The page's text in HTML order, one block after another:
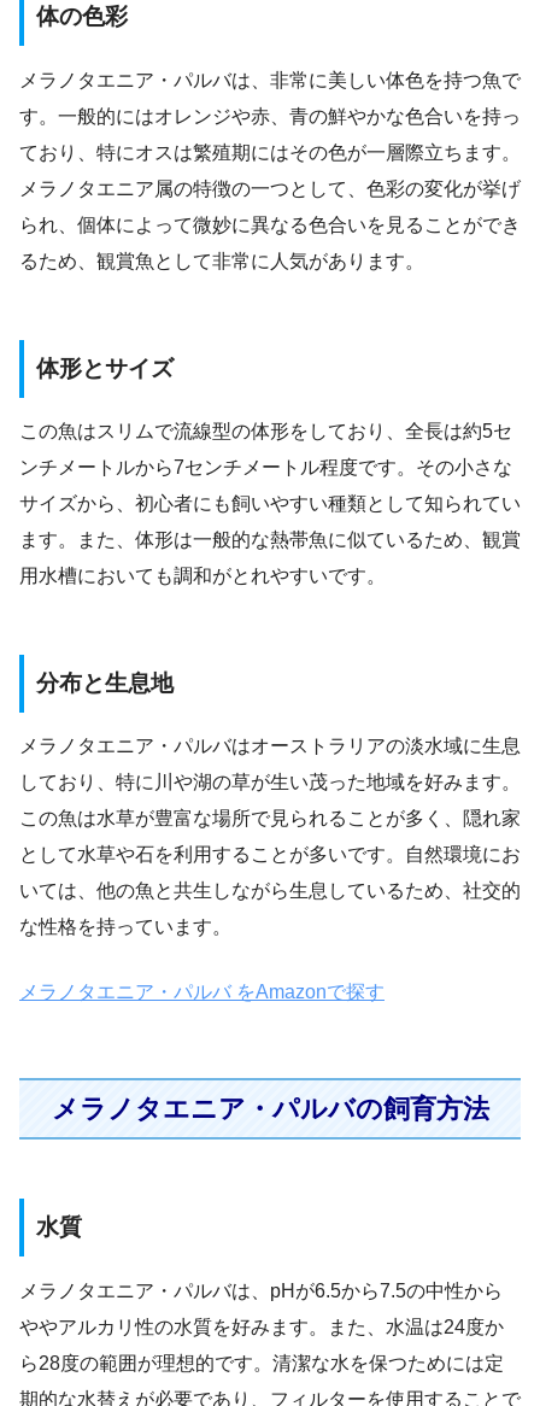
体の色彩
メラノタエニア・パルバは、非常に美しい体色を持つ魚で
す。一般的にはオレンジや赤、青の鮮やかな色合いを持っ
ており、特にオスは繁殖期にはその色が一層際立ちます。
メラノタエニア属の特徴の一つとして、色彩の変化が挙げ
られ、個体によって微妙に異なる色合いを見ることができ
るため、観賞魚として非常に人気があります。
体形とサイズ
この魚はスリムで流線型の体形をしており、全長は約5セ
ンチメートルから7センチメートル程度です。その小さな
サイズから、初心者にも飼いやすい種類として知られてい
ます。また、体形は一般的な熱帯魚に似ているため、観賞
用水槽においても調和がとれやすいです。
分布と生息地
メラノタエニア・パルバはオーストラリアの淡水域に生息
しており、特に川や湖の草が生い茂った地域を好みます。
この魚は水草が豊富な場所で見られることが多く、隠れ家
として水草や石を利用することが多いです。自然環境にお
いては、他の魚と共生しながら生息しているため、社交的
な性格を持っています。
メラノタエニア・パルバ をAmazonで探す
メラノタエニア・パルバの飼育方法
水質
メラノタエニア・パルバは、pHが6.5から7.5の中性から
ややアルカリ性の水質を好みます。また、水温は24度か
ら28度の範囲が理想的です。清潔な水を保つためには定
期的な水替えが必要であり、フィルターを使用することで